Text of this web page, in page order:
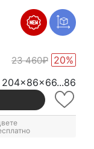
23 460₽ 20%
204x86x66...86